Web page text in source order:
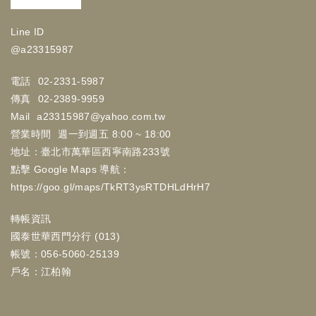
Line ID
@a23315987
電話
02-2331-5987
傳真
02-2389-9959
Mail
a23315987@yahoo.com.tw
營業時間
週一到週五 8:00 ~ 18:00
地址：臺北市萬華區西寧南路233號
點擊 Google Maps 導航：
https://goo.gl/maps/TkRT3ysRTDHLdHrH7
轉帳資訊
國泰世華西門分行 (013)
帳號：056-5060-25139
戶名：江柏翰